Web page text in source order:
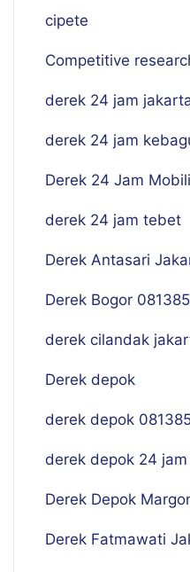
cipete
Competitive
derek 24 jam
derek 24 jam
Derek 24 Jam
derek 24 jam tebet
Derek Antasari
Derek Bogor
derek cilandak
Derek depok
derek depok
derek depok 24 jam
Derek Depok
Derek Fatmawati